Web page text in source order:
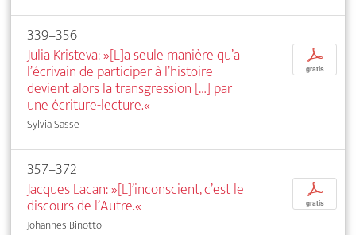
339–356
Julia Kristeva: »[L]a seule manière qu’a
l’écrivain de participer à l’histoire
devient alors la transgression […] par
une écriture-lecture.«
Sylvia Sasse
p
gratis
357–372
Jacques Lacan: »[L]’inconscient, c’est le
discours de l’Autre.«
Johannes Binotto
p
gratis